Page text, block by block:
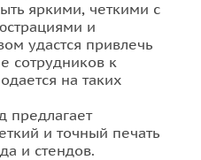
яркими, четкими с
и
удастся привлечь
сотрудников к
на таких
предлагает
и точный печать
и стендов.